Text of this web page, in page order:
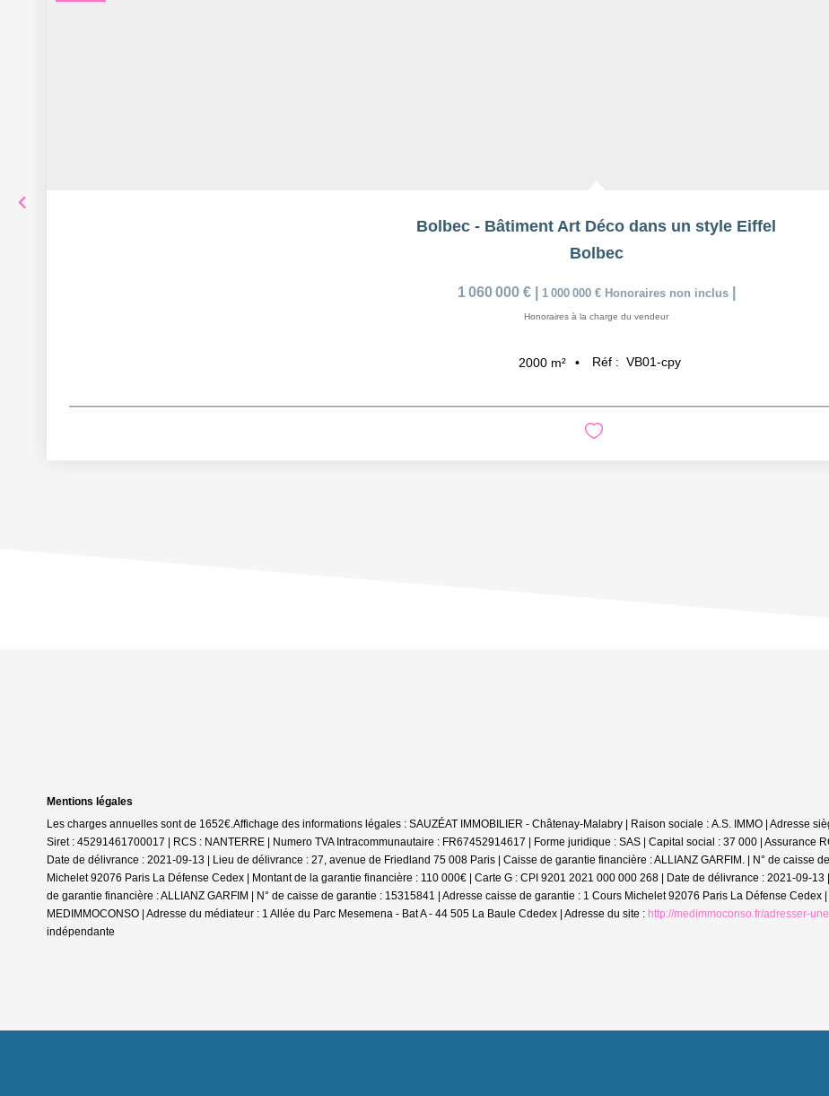
Bolbec - Bâtiment Art Déco dans un style Eiffel
Bolbec
1 060 000 € 1 000 000 € Honoraires non inclus
Honoraires à la charge du vendeur
2000 m² Réf : VB01-cpy
Mentions légales
Les charges annuelles sont de 1652€.Affichage des informations légales : SAUZÉAT IMMOBILIER - Châtenay-Malabry | Raison sociale : A.S. IMMO | Adresse
Siret : 45291461700017 | RCS : NANTERRE | Numero TVA Intracommunautaire : FR67452914617 | Forme juridique : SAS | Capital social : 37 000 | Assurance
Date de délivrance : 2021-09-13 | Lieu de délivrance : 27, avenue de Friedland 75 008 Paris | Caisse de garantie financière : ALLIANZ GARFIM. | N° de caisse
Michelet 92076 Paris La Défense Cedex | Montant de la garantie financière : 110 000€ | Carte G : CPI 9201 2021 000 000 268 | Date de délivrance : 2021-09-
de garantie financière : ALLIANZ GARFIM | N° de caisse de garantie : 15315841 | Adresse caisse de garantie : 1 Cours Michelet 92076 Paris La Défense
MEDIMMOCONSO | Adresse du médiateur : 1 Allée du Parc Mesemena - Bat A - 44 505 La Baule Cdedex | Adresse du site : http://medimmoconso.fr/adresser-
indépendante